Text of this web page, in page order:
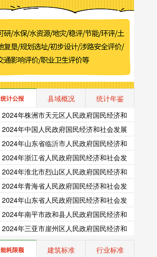
统计公报 县域概况
统计年鉴
2024年株洲市天元区人民政府国民经济和
社会发展统计公报（2025年更新）
2024年中国人民政府国民经济和社会发展
统计公报（2025年更新）
2024年山东省临沂市人民政府国民经济和
社会发展统计公报（2025年更新）
2024年浙江省人民政府国民经济和社会发
展统计公报（2025年更新）
2024年淮北市烈山区人民政府国民经济和
社会发展统计公报（2025年更新）
2024年青海省人民政府国民经济和社会发
展统计公报（2025年更新）
2024年山东省人民政府国民经济和社会发
展统计公报（2025年更新）
2024年南平市政和县人民政府国民经济和
社会发展统计公报（2025年更新）
2024年三亚市崖州区人民政府国民经济和
社会发展统计公报（2025年更新）
能耗限额 建筑标准
行业标准